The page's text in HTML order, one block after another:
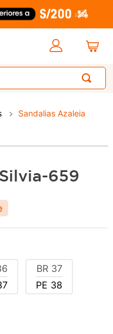
Sandalias Azaleia
659
BR 37
PE 38